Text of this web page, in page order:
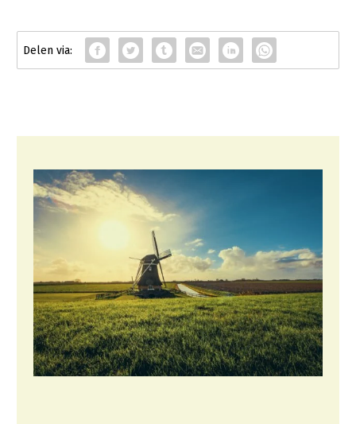
Geitenhouderij
Kalverhouderij
Pluimveehouderij
Schapenhouderij
Vleesveehouderij
Plant
Akkerbouw
Biologische Landbouw
Bollenteelt